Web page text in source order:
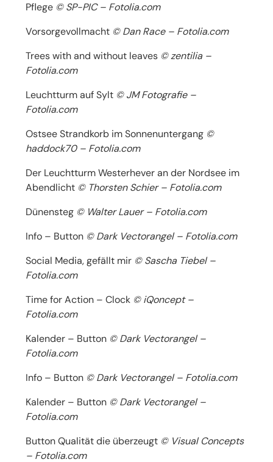
Pflege © SP-PIC – Fotolia.com
Vorsorgevollmacht © Dan Race – Fotolia.com
Trees with and without leaves © zentilia –
Fotolia.com
Leuchtturm auf Sylt © JM Fotografie –
Fotolia.com
Ostsee Strandkorb im Sonnenuntergang ©
haddock70 – Fotolia.com
Der Leuchtturm Westerhever an der Nordsee im
Abendlicht © Thorsten Schier – Fotolia.com
Dünensteg © Walter Lauer – Fotolia.com
Info – Button © Dark Vectorangel – Fotolia.com
Social Media, gefällt mir © Sascha Tiebel –
Fotolia.com
Time for Action – Clock © iQoncept –
Fotolia.com
Kalender – Button © Dark Vectorangel –
Fotolia.com
Info – Button © Dark Vectorangel – Fotolia.com
Kalender – Button © Dark Vectorangel –
Fotolia.com
Button Qualität die überzeugt © Visual Concepts
– Fotolia.com